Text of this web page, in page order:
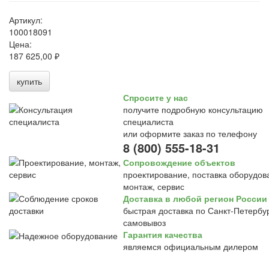
Артикул:
100018091
Цена:
187 625,00 ₽
купить
Спросите у нас
получите подробную консультацию
специалиста
или оформите заказ по телефону
8 (800) 555-18-31
Сопровождение объектов
проектирование, поставка
монтаж, сервис
Доставка в любой регион России
быстрая доставка по Санкт-
самовывоз
Гарантия качества
являемся официальным дилером